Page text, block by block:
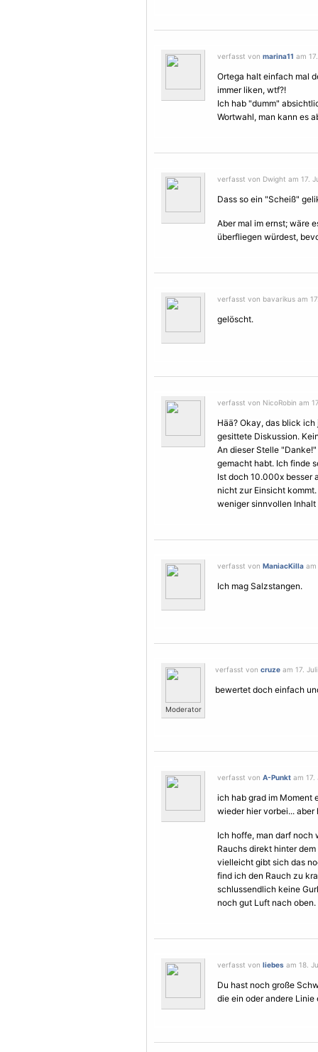
verfasst von marina11 am
Ortega halt einfach mal
immer liken, wtf?!
Ich hab "dumm"
Wortwahl, man kann es
verfasst von Dwight am 17.
Dass so ein "Scheiß"
Aber mal im ernst; wäre
überfliegen würdest,
verfasst von bavarikus am
gelöscht.
verfasst von NicoRobin am
Hää? Okay, das blick
gesittete Diskussion.
An dieser Stelle
gemacht habt. Ich finde
Ist doch 10.000x besser
nicht zur Einsicht
weniger sinnvollen
verfasst von ManiacKilla am
Ich mag Salzstangen.
Moderator
verfasst von cruze am 17.
bewertet doch einfach
verfasst von A-Punkt am 17.
ich hab grad im Moment
wieder hier vorbei... aber
Ich hoffe, man darf noch
Rauchs direkt hinter
vielleicht gibt sich das
find ich den Rauch zu
schlussendlich keine
noch gut Luft nach oben.
verfasst von liebes am 18.
Du hast noch große
die ein oder andere